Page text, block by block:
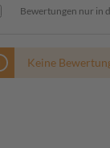
Bewertungen nur in
Keine